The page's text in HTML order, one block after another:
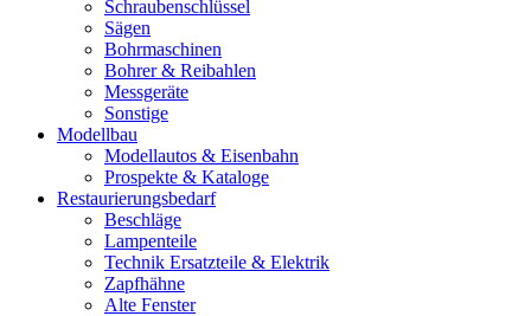
Schraubenschlüssel
Sägen
Bohrmaschinen
Bohrer & Reibahlen
Messgeräte
Sonstige
Modellbau
Modellautos & Eisenbahn
Prospekte & Kataloge
Restaurierungsbedarf
Beschläge
Lampenteile
Technik Ersatzteile & Elektrik
Zapfhähne
Alte Fenster